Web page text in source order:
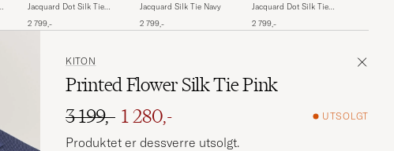
Jacquard Dot Silk Tie
2 799,-
Jacquard Silk Tie Navy
2 799,-
Jacquard Dot Silk Tie
2 799,-
KITON
Printed Flower Silk Tie Pink
Ordinær pris
3 199,-
Nedsatt pris
1 280,- UTSOLGT
Produktet er dessverre utsolgt.